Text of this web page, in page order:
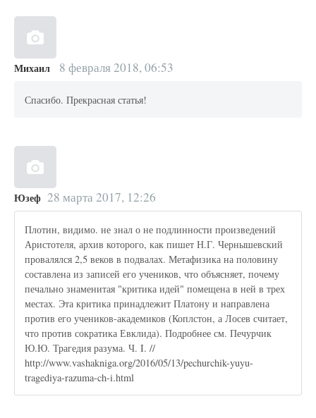
Михаил 8 февраля 2018, 06:53
Спасибо. Прекрасная статья!
Юзеф 28 марта 2017, 12:26
Плотин, видимо. не знал о не подлинности произведений
Аристотеля, архив которого, как пишет Н.Г. Чернышевский
провалялся 2,5 веков в подвалах. Метафизика на половину
составлена из записей его учеников, что объясняет, почему
печально знаменитая "критика идей" помещена в ней в трех
местах. Эта критика принадлежит Платону и направлена
против его учеников-академиков (Коплстон, а Лосев считает,
что против сократика Евклида). Подробнее см. Печурчик
Ю.Ю. Трагедия разума. Ч. I. //
http://www.vashakniga.org/2016/05/13/pechurchik-yuyu-
tragediya-razuma-ch-i.html